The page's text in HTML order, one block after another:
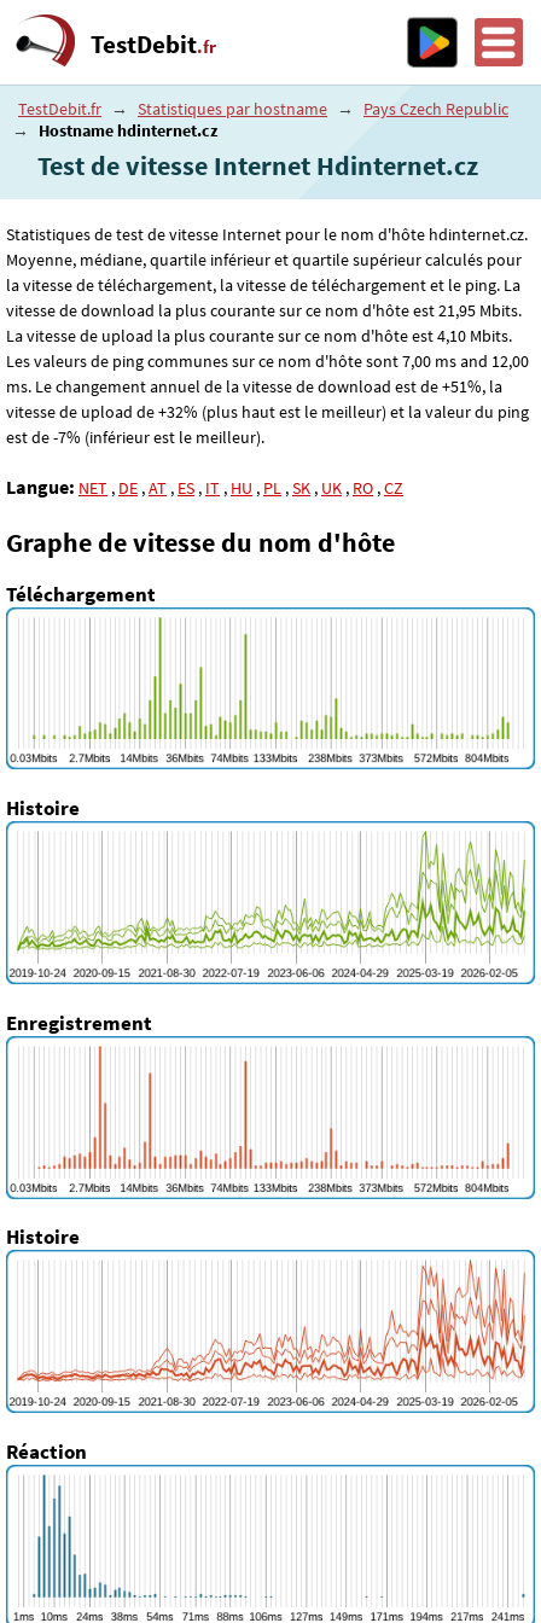
TestDebit.fr
TestDebit.fr → Statistiques par hostname →
Pays Czech Republic
→
Hostname hdinternet.cz
Test de vitesse Internet Hdinternet.cz
Statistiques de test de vitesse Internet pour le nom d'hôte hdinternet.cz.
Moyenne, médiane, quartile inférieur et quartile supérieur calculés pour
la vitesse de téléchargement, la vitesse de téléchargement et le ping. La
vitesse de download la plus courante sur ce nom d'hôte est 21,95 Mbits.
La vitesse de upload la plus courante sur ce nom d'hôte est 4,10 Mbits.
Les valeurs de ping communes sur ce nom d'hôte sont 7,00 ms and 12,00
ms. Le changement annuel de la vitesse de download est de +51%, la
vitesse de upload de +32% (plus haut est le meilleur) et la valeur du ping
est de -7% (inférieur est le meilleur).
Langue: NET , DE ,AT , ES , IT , HU , PL ,SK , UK , RO ,CZ
Graphe de vitesse du nom d'hôte
Téléchargement
Histoire
Enregistrement
Histoire
Réaction